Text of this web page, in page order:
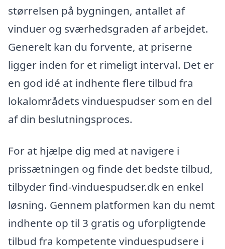
størrelsen på bygningen, antallet af
vinduer og sværhedsgraden af arbejdet.
Generelt kan du forvente, at priserne
ligger inden for et rimeligt interval. Det er
en god idé at indhente flere tilbud fra
lokalområdets vinduespudser som en del
af din beslutningsproces.
For at hjælpe dig med at navigere i
prissætningen og finde det bedste tilbud,
tilbyder find-vinduespudser.dk en enkel
løsning. Gennem platformen kan du nemt
indhente op til 3 gratis og uforpligtende
tilbud fra kompetente vinduespudsere i